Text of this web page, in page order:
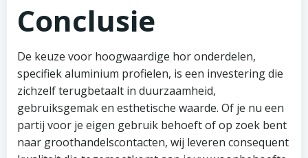
Conclusie
De keuze voor hoogwaardige hor onderdelen,
specifiek aluminium profielen, is een investering die
zichzelf terugbetaalt in duurzaamheid,
gebruiksgemak en esthetische waarde. Of je nu een
partij voor je eigen gebruik behoeft of op zoek bent
naar groothandelscontacten, wij leveren consequent